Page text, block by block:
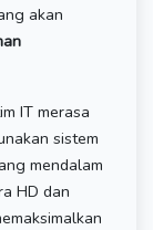
akan
IT merasa
sistem
mendalam
HD dan